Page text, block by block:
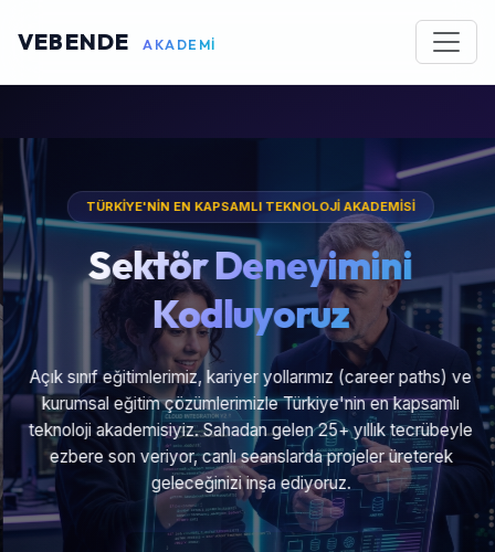
VEBENDE AKADEMİ
TÜRKİYE'NİN EN KAPSAMLI TEKNOLOJİ AKADEMİSİ
Sektör Deneyimini
Kodluyoruz
Açık sınıf eğitimlerimiz, kariyer yollarımız (career paths) ve
kurumsal eğitim çözümlerimizle Türkiye'nin en kapsamlı
teknoloji akademisiyiz. Sahadan gelen 25+ yıllık tecrübeyle
ezbere son veriyor, canlı seanslarda projeler üreterek
geleceğinizi inşa ediyoruz.